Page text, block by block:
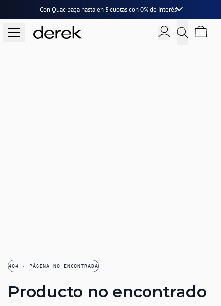
Con Quac paga hasta en 5 cuotascon0% de interés
404 · PÁGINA NO ENCONTRADA
Producto no encontrado